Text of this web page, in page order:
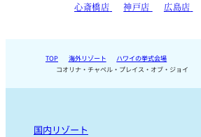
心斎橋店
神戸店 広島店
TOP 海外リゾート
ハワイの挙式会場
コオリナ・チャペル・プレイス・オブ・ジョイ
国内リゾート